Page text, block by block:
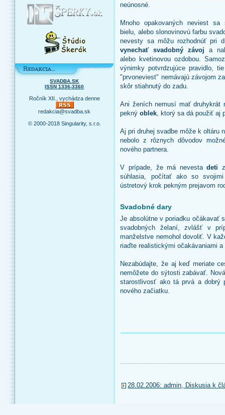
SVADBA.SK
ISSN 1336-3360
Ročník XII., vychádza denne
redakcia@svadba.sk
© 2000-2018 Singularity, s.r.o.
neúnosné.
Mnoho opakovaných neviest sa
bielu, alebo slonovinovú farbu
nevesty sa môžu rozhodnúť pri
vynechať svadobný závoj a
alebo kvetinovou ozdobou.
výnimky potvrdzujúce pravidlo,
"prvoneviest" nemávajú závojom
skôr stiahnutý do zadu.
Ani ženích nemusí mať druhykrát
peknýoblek, ktorý sa dá použiť aj
Aj pri druhej svadbe môže k oltáru
nebolo z rôznych dôvodov
nového partnera.
V prípade, že má nevestadeti
súhlasia, počítať ako so
ústretový krok pekným prejavom
Svadobné dary
Je absolútne v poriadku očákavať
svadobných želaní, zvlášť v
manželstve nemohol dovoliť. V
riaďte realistickými očakávaniami
Nezabúdajte, že aj keď meriate
nemôžete do sýtosti zabávať.
starostlivosť ako tá prvá a dobrý
nového začiatku.
28.02.2006: admin, Diskusia k